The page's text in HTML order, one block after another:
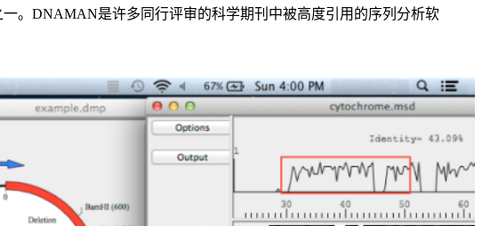
。 DNAMAN是许多同行评审的科学期刊中被高度引用的序列分析软